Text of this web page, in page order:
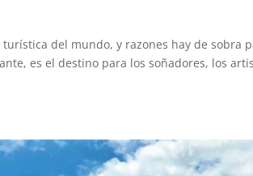
del mundo, y razones hay de sobra
es el destino para los soñadores, los